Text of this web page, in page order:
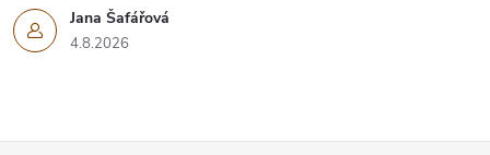
Jana Šafářová
4.8.2026